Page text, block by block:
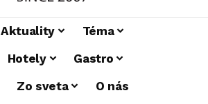
Aktuality
Téma
Hotely
Gastro
Zo sveta
O nás